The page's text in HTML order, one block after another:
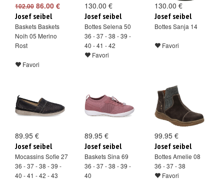
102.00 86.00 €
Josef seibel
Baskets Baskets
Noih 05 Merino
Rost
Favori
130.00 €
Josef seibel
Bottes Selena 50
36 - 37 - 38 - 39 -
40 - 41 - 42
Favori
130.00 €
Josef seibel
Bottes Sanja 14
Favori
89.95 €
Josef seibel
Mocassins Sofie 27
36 - 37 - 38 - 39 -
40 - 41 - 42 - 43
89.95 €
Josef seibel
Baskets Sina 69
36 - 37 - 38 - 39 -
40
99.95 €
Josef seibel
Bottes Amelie 08
36 - 37 - 38
Favori